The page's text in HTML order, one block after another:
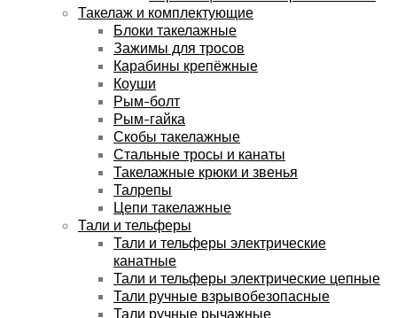
Такелаж и комплектующие
Блоки такелажные
Зажимы для тросов
Карабины крепёжные
Коуши
Рым-болт
Рым-гайка
Скобы такелажные
Стальные тросы и канаты
Такелажные крюки и звенья
Талрепы
Цепи такелажные
Тали и тельферы
Тали и тельферы электрические
канатные
Тали и тельферы электрические цепные
Тали ручные взрывобезопасные
Тали ручные рычажные